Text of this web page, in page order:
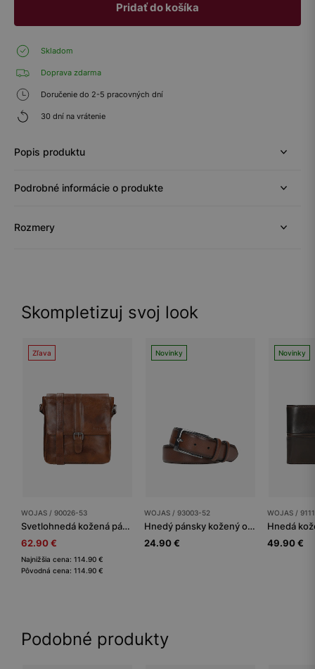
Pridať do košíka
Skladom
Doprava zdarma
Doručenie do 2-5 pracovných dní
30 dní na vrátenie
Popis produktu
Podrobné informácie o produkte
Rozmery
Skompletizuj svoj look
Zľava
WOJAS / 90026-53
Svetlohnedá kožená pánska taška listonoška
62.90 €
Najnižšia cena: 114.90 €
Pôvodná cena: 114.90 €
Novinky
WOJAS / 93003-52
Hnedý pánsky kožený opasok s klasickou prackou
24.90 €
Novinky
WOJAS /
49.90 €
Podobné produkty